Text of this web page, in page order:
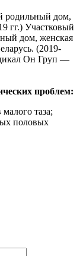
родильный дом,
гг.) Участковый
дом, женская
(2019-
Он Груп —
проблем:
таза;
половых